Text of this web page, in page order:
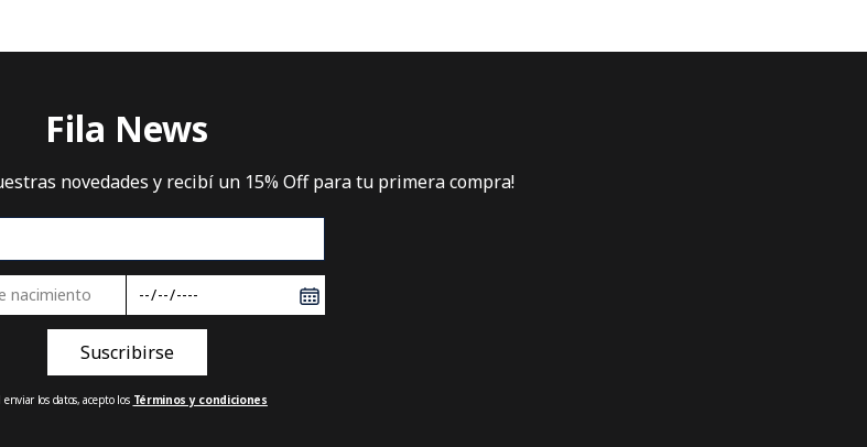
Fila News
novedades y recibí un 15% Off para tu primera compra!
los datos, acepto los Términos y condiciones